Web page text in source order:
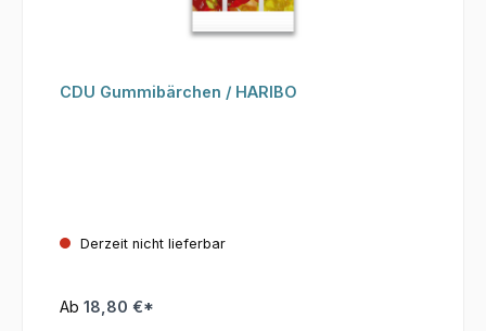
CDU Gummibärchen / HARIBO
Derzeit nicht lieferbar
Ab 18,80 €*